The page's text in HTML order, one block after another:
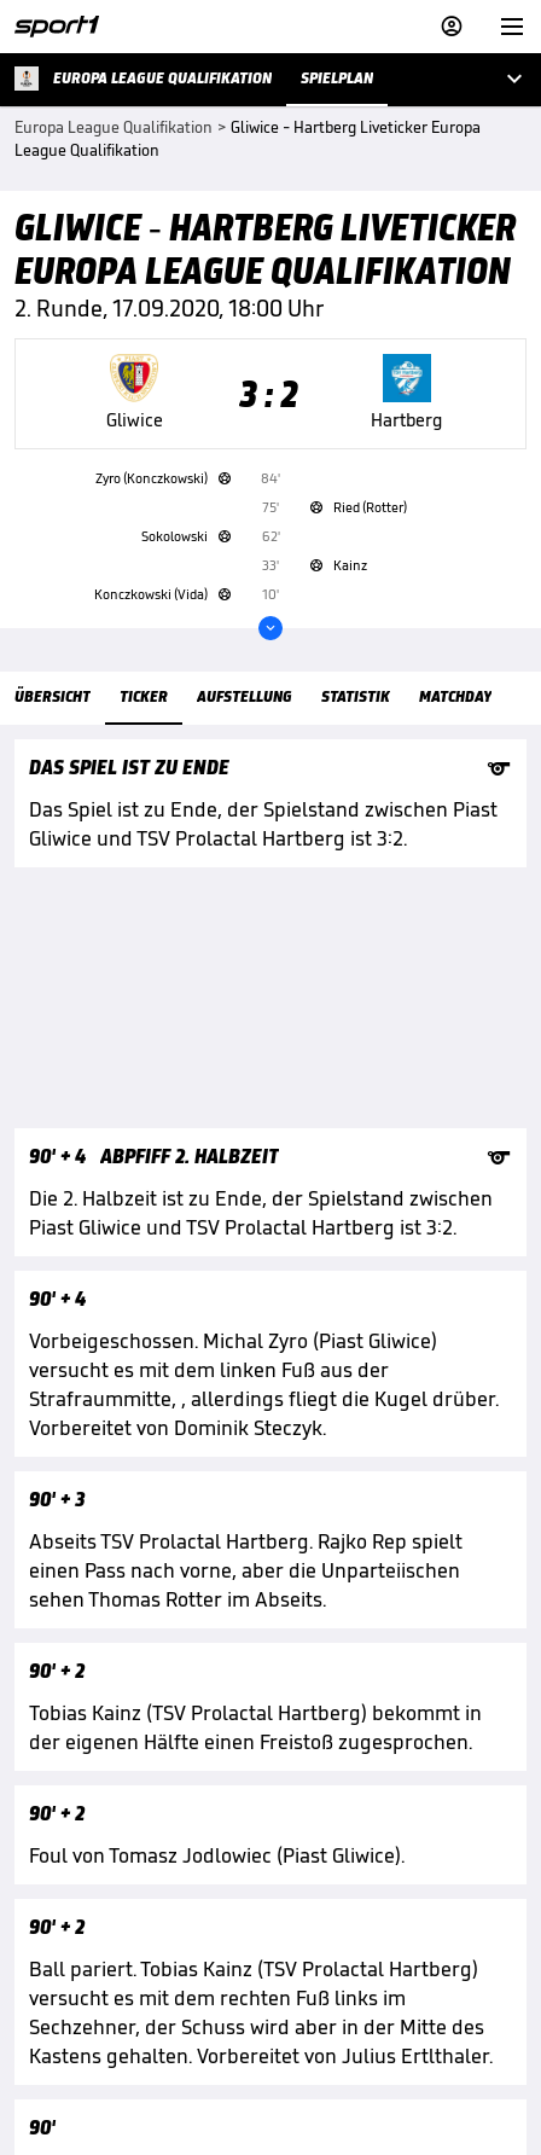


EUROPA LEAGUE QUALIFIKATION SPIELPLAN 
Europa League Qualifikation > Gliwice - Hartberg Liveticker Europa
League Qualifikation
GLIWICE - HARTBERG LIVETICKER
EUROPA LEAGUE QUALIFIKATION
2. Runde, 17.09.2020, 18:00 Uhr
Gliwice
3 : 2
Hartberg
Zyro (Konczkowski) 
84'
75'

Ried (Rotter)
Sokolowski

62'
33'

Kainz
Konczkowski (Vida)
 10'

ÜBERSICHT TICKER AUFSTELLUNG STATISTIK MATCHDAY
ÜbersichtTicker
DAS SPIEL IST ZU ENDE

Das Spiel ist zu Ende, der Spielstand zwischen Piast
Gliwice und TSV Prolactal Hartberg ist 3:2.
90'+ 4 ABPFIFF 2. HALBZEIT

Die 2. Halbzeit ist zu Ende, der Spielstand zwischen
Piast Gliwice und TSV Prolactal Hartberg ist 3:2.
90'+ 4
Vorbeigeschossen. Michal Zyro (Piast Gliwice)
versucht es mit dem linken Fuß aus der
Strafraummitte, , allerdings fliegt die Kugel drüber.
Vorbereitet von Dominik Steczyk.
90'+ 3
Abseits TSV Prolactal Hartberg. Rajko Rep spielt
einen Pass nach vorne, aber die Unparteiischen
sehen Thomas Rotter im Abseits.
90'+ 2
Tobias Kainz (TSV Prolactal Hartberg) bekommt in
der eigenen Hälfte einen Freistoß zugesprochen.
90'+ 2
Foul von Tomasz Jodlowiec (Piast Gliwice).
90'+ 2
Ball pariert. Tobias Kainz (TSV Prolactal Hartberg)
versucht es mit dem rechten Fuß links im
Sechzehner, der Schuss wird aber in der Mitte des
Kastens gehalten. Vorbereitet von Julius Ertlthaler.
90'